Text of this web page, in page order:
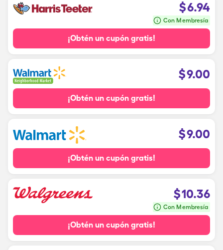
$6.94
Con Membresía
¡Obtén un cupón gratis!
$9.00
¡Obtén un cupón gratis!
$9.00
¡Obtén un cupón gratis!
$10.36
Con Membresía
¡Obtén un cupón gratis!